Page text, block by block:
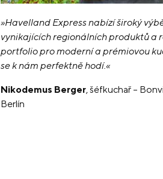
»Havelland Express nabízí široký
vynikajících regionálních produktů a
portfolio pro moderní a prémiovou
se k nám perfektně hodí.«
Nikodemus Berger, šéfkuchař –
Berlín